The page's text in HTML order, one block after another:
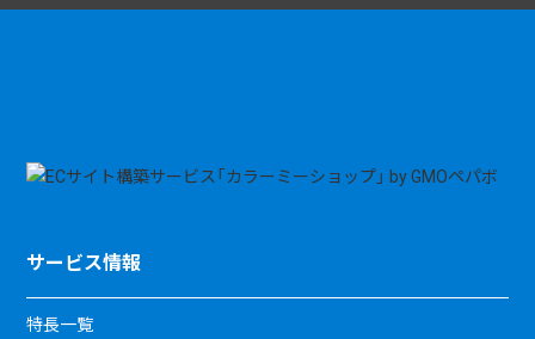
サービス情報
特長一覧